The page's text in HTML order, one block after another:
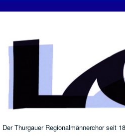
Der Thurgauer Regionalmännerchor seit